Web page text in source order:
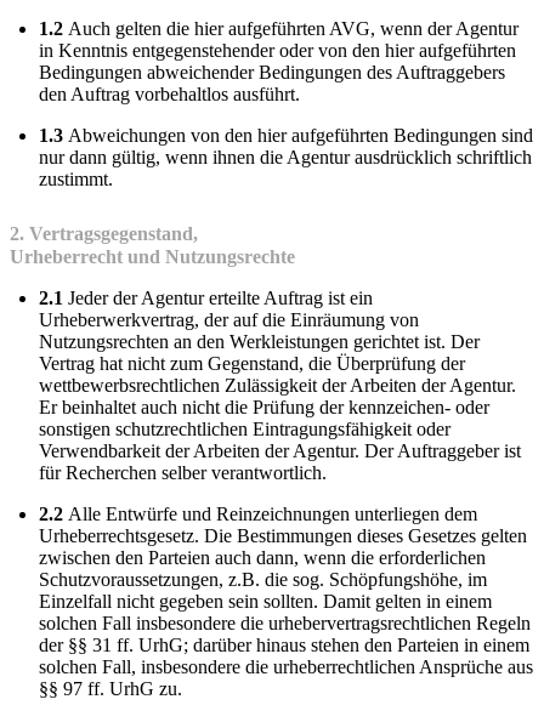
1.2 Auch gelten die hier aufgeführten AVG, wenn der Agentur
in Kenntnis entgegenstehender oder von den hier aufgeführten
Bedingungen abweichender Bedingungen des Auftraggebers
den Auftrag vorbehaltlos ausführt.
1.3 Abweichungen von den hier aufgeführten Bedingungen sind
nur dann gültig, wenn ihnen die Agentur ausdrücklich schriftlich
zustimmt.
2. Vertragsgegenstand,
Urheberrecht und Nutzungsrechte
2.1 Jeder der Agentur erteilte Auftrag ist ein
Urheberwerkvertrag, der auf die Einräumung von
Nutzungsrechten an den Werkleistungen gerichtet ist. Der
Vertrag hat nicht zum Gegenstand, die Überprüfung der
wettbewerbsrechtlichen Zulässigkeit der Arbeiten der Agentur.
Er beinhaltet auch nicht die Prüfung der kennzeichen- oder
sonstigen schutzrechtlichen Eintragungsfähigkeit oder
Verwendbarkeit der Arbeiten der Agentur. Der Auftraggeber ist
für Recherchen selber verantwortlich.
2.2 Alle Entwürfe und Reinzeichnungen unterliegen dem
Urheberrechtsgesetz. Die Bestimmungen dieses Gesetzes gelten
zwischen den Parteien auch dann, wenn die erforderlichen
Schutzvoraussetzungen, z.B. die sog. Schöpfungshöhe, im
Einzelfall nicht gegeben sein sollten. Damit gelten in einem
solchen Fall insbesondere die urhebervertragsrechtlichen Regeln
der §§ 31 ff. UrhG; darüber hinaus stehen den Parteien in einem
solchen Fall, insbesondere die urheberrechtlichen Ansprüche aus
§§ 97 ff. UrhG zu.